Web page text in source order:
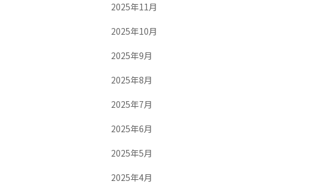
2025年11月
2025年10月
2025年9月
2025年8月
2025年7月
2025年6月
2025年5月
2025年4月